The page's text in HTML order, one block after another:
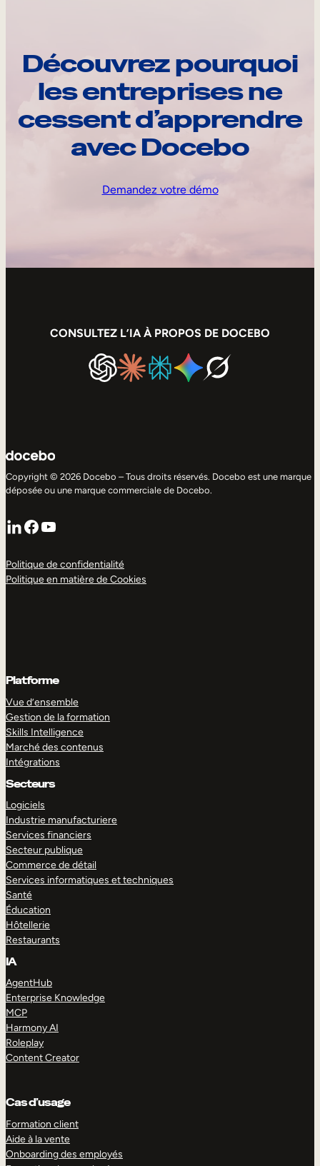
Découvrez pourquoi
les entreprises ne
cessent d’apprendre
avec Docebo
Demandez votre démo
CONSULTEZ L’IA À PROPOS DE DOCEBO
Copyright © 2026 Docebo – Tous droits réservés. Docebo est une marque
déposée ou une marque commerciale de Docebo.
LinkedIn
Facebook
YouTube
Politique de confidentialité
Politique en matière de Cookies
Platforme
Vue d’ensemble
Gestion de la formation
Skills Intelligence
Marché des contenus
Intégrations
Secteurs
Logiciels
Industrie manufacturiere
Services financiers
Secteur publique
Commerce de détail
Services informatiques et techniques
Santé
Éducation
Hôtellerie
Restaurants
IA
AgentHub
Enterprise Knowledge
MCP
Harmony AI
Roleplay
Content Creator
Cas d’usage
Formation client
Aide à la vente
Onboarding des employés